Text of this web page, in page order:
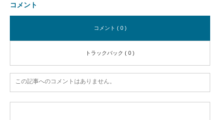
コメント
コメント ( 0 )
トラックバック ( 0 )
この記事へのコメントはありません。